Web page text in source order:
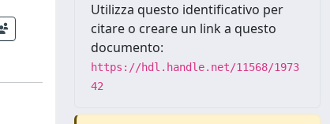
Utilizza questo identificativo per
citare o creare un link a questo
documento:
https://hdl.handle.net/11568/1973
42